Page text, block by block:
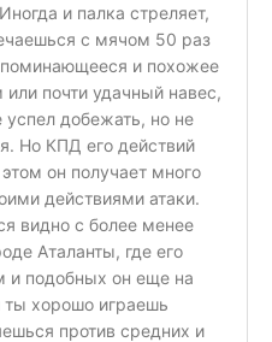
и палка стреляет,
с мячом 50 раз
и похожее
или почти удачный навес,
успел добежать, но не
Но КПД его действий
он получает много
действиями атаки.
видно с более менее
Аталанты, где его
и подобных он еще на
ты хорошо играешь
против средних и